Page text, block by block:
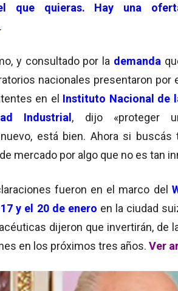
que quieras. Hay una
y consultado por la demanda
nacionales presentaron por
en el Instituto Nacional de
Industrial, dijo «proteger
está bien. Ahora si
mercado por algo que no es tan
fueron en el marco del
17 y el 20 de enero en la ciudad
dijeron que invertirán, de
en los próximos tres años. Ver